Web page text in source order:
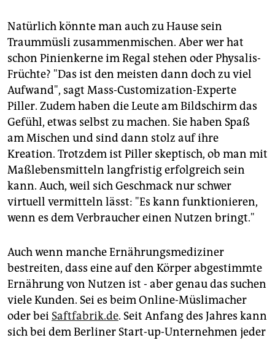
Natürlich könnte man auch zu Hause sein
Traummüsli zusammenmischen. Aber wer hat
schon Pinienkerne im Regal stehen oder Physalis-
Früchte? "Das ist den meisten dann doch zu viel
Aufwand", sagt Mass-Customization-Experte
Piller. Zudem haben die Leute am Bildschirm das
Gefühl, etwas selbst zu machen. Sie haben Spaß
am Mischen und sind dann stolz auf ihre
Kreation. Trotzdem ist Piller skeptisch, ob man mit
Maßlebensmitteln langfristig erfolgreich sein
kann. Auch, weil sich Geschmack nur schwer
virtuell vermitteln lässt: "Es kann funktionieren,
wenn es dem Verbraucher einen Nutzen bringt."
Auch wenn manche Ernährungsmediziner
bestreiten, dass eine auf den Körper abgestimmte
Ernährung von Nutzen ist - aber genau das suchen
viele Kunden. Sei es beim Online-Müslimacher
oder bei Saftfabrik.de. Seit Anfang des Jahres kann
sich bei dem Berliner Start-up-Unternehmen jeder